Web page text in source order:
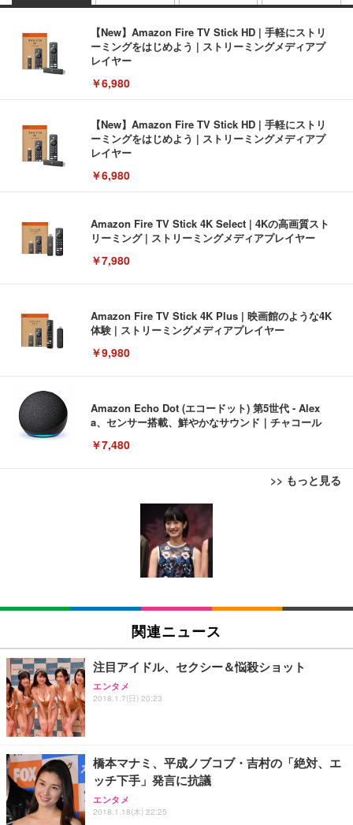
【New】Amazon Fire TV Stick HD | 手軽にストリ
ーミングをはじめよう | ストリーミングメディアプ
レイヤー
￥6,980
【New】Amazon Fire TV Stick HD | 手軽にストリ
ーミングをはじめよう | ストリーミングメディアプ
レイヤー
￥6,980
Amazon Fire TV Stick 4K Select | 4Kの高画質スト
リーミング | ストリーミングメディアプレイヤー
￥7,980
Amazon Fire TV Stick 4K Plus | 映画館のような4K
体験 | ストリーミングメディアプレイヤー
￥9,980
Amazon Echo Dot (エコードット) 第5世代 - Alex
a、センサー搭載、鮮やかなサウンド｜チャコール
￥7,480
>> もっと見る
[EdoErgo] オフィスチェア 椅子 テレワーク 疲れな
い 跳ね上げ式アームレスト コンパクト 約105度ロッ
キング pc 事務椅子 360度回転 座面昇降 強化ナイロ
ン樹脂ベース 通気性メッシュ 在宅ワーク H-WY01
(黒網+黒枠+黒足)
SIHOO B100 オフィスチェア／デスクチェア メッシ
ュチェア 人間工学 疲れない ブラック
￥27,999
Sezlife オフィスチェア デスクチェア 疲れない テレ
務用 おしゃれ パソコンチェア (ブラック)
Sezlife オフィスチェア デスクチェア 疲れない テレ
ワーク チェア 強化バックレスト 30度ロッキング機
能 人間工学 椅子 腰サポート 90度跳ね上げ式アーム
EIZO ビジネス向けプレミアムモニター | FlexScan
EV3240X-WT | 31.5型4K UHD・USB Type-C・ホワ
￥105,595
EIZO ビジネス向けプレミアムモニター | FlexScan
￥109,572
【純正品】27"ゲーミングモニター DualSense 充電
【整備済み品】Dell E2724HS 27インチ 液晶モニタ
ー フルHD（1920×1080）VA 非光沢 HDMI/DisplayP
ort/VGA スピーカー内蔵 高さ調整 スイベル VESA対
Amazonベーシック ペットシーツ 薄型 レギュラー 1
回使い捨て 無香料 ホワイト 300枚
Amazonベーシック ペットシーツ 厚型 ワイド 42枚
x2袋(84枚) ホワイト(吸収面:ライトブルー)
￥3,234
ネオ・ルーライフ ネオ・オムツ L 中型犬用 26枚入
Smart Basic(スマートベーシック) 【Amazon.co.jp
限定】 Smart Basic アイリスオーヤマ ペットシーツ
超厚型 お徳用 ワイド 100枚入 (x 1) (ケース販売)
関連ニュース
注目アイドル、セクシー＆悩殺ショット
エンタメ
2018.1.7(日) 20:23
橋本マナミ、平成ノブコブ・吉村の「絶対、エ
ッチ下手」発言に抗議
エンタメ
2018.1.18(木) 22:25